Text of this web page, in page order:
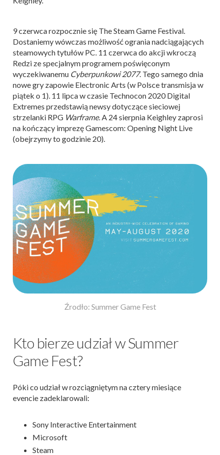
9 czerwca rozpocznie się The Steam Game Festival.
Dostaniemy wówczas możliwość ogrania nadciągających
steamowych tytułów PC. 11 czerwca do akcji wkroczą
Redzi ze specjalnym programem poświęconym
wyczekiwanemu Cyberpunkowi 2077. Tego samego dnia
nowe gry zapowie Electronic Arts (w Polsce transmisja w
piątek o 1). 11 lipca w czasie Technocon 2020 Digital
Extremes przedstawią newsy dotyczące sieciowej
strzelanki RPG Warframe. A 24 sierpnia Keighley zaprosi
na kończący imprezę Gamescom: Opening Night Live
(obejrzymy to godzinie 20).
Źrodło: Summer Game Fest
Kto bierze udział w Summer
Game Fest?
Póki co udział w rozciągniętym na cztery miesiące
evencie zadeklarowali:
Sony Interactive Entertainment
Microsoft
Steam